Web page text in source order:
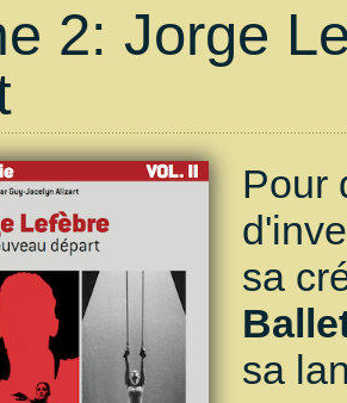
2: Jorge
Pour
sa
sa